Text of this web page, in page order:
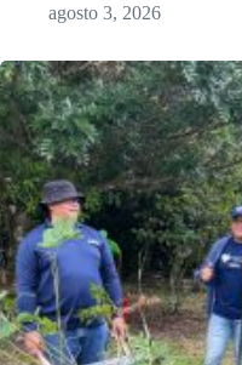
agosto 3, 2026